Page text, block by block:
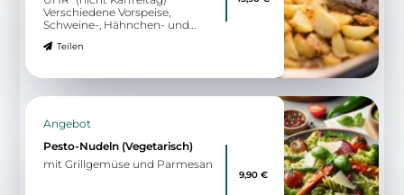
Verschiedene Vorspeise,
Schweine-, Hähnchen- und
Soßen, Gemüse und Beilagen,
Teilen
Angebot
Pesto-Nudeln (Vegetarisch)
mit Grillgemüse und Parmesan
9,90 €